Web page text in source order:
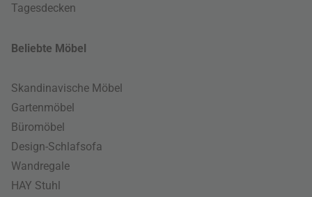
Tagesdecken
Beliebte Möbel
Skandinavische Möbel
Gartenmöbel
Büromöbel
Design-Schlafsofa
Wandregale
HAY Stuhl